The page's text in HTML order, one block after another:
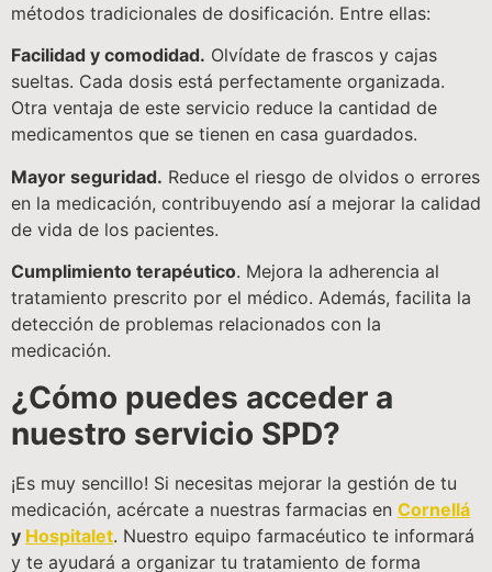
métodos tradicionales de dosificación. Entre ellas:
Facilidad y comodidad. Olvídate de frascos y cajas
sueltas. Cada dosis está perfectamente organizada.
Otra ventaja de este servicio reduce la cantidad de
medicamentos que se tienen en casa guardados.
Mayor seguridad. Reduce el riesgo de olvidos o errores
en la medicación, contribuyendo así a mejorar la calidad
de vida de los pacientes.
Cumplimiento terapéutico. Mejora la adherencia al
tratamiento prescrito por el médico. Además, facilita la
detección de problemas relacionados con la
medicación.
¿Cómo puedes acceder a
nuestro servicio SPD?
¡Es muy sencillo! Si necesitas mejorar la gestión de tu
medicación, acércate a nuestras farmacias en Cornellá
y Hospitalet. Nuestro equipo farmacéutico te informará
y te ayudará a organizar tu tratamiento de forma